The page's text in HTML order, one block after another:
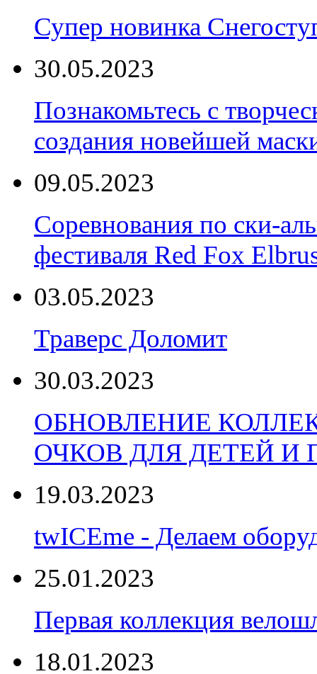
Супер новинка
30.05.2023
Познакомьтесь с
создания новейшей
09.05.2023
Соревнования по ски-
фестиваля Red Fox
03.05.2023
Траверс Доломит
30.03.2023
ОБНОВЛЕНИЕ
ОЧКОВ ДЛЯ ДЕТЕЙ И
19.03.2023
twICEme - Делаем
25.01.2023
Первая коллекция
18.01.2023